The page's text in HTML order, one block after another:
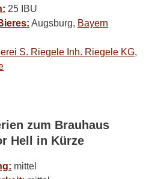
25 IBU
Augsburg, Bayern
S. Riegele Inh. Riegele KG,
zum Brauhaus
Hell in Kürze
mittel